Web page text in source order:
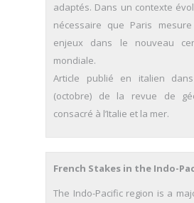
adaptés. Dans un contexte
nécessaire que Paris
enjeux dans le nouveau
mondiale.
Article publié en italien
(octobre) de la revue de
consacré à l’Italie et la mer.
French Stakes in the Indo-
The Indo-Pacific region is a